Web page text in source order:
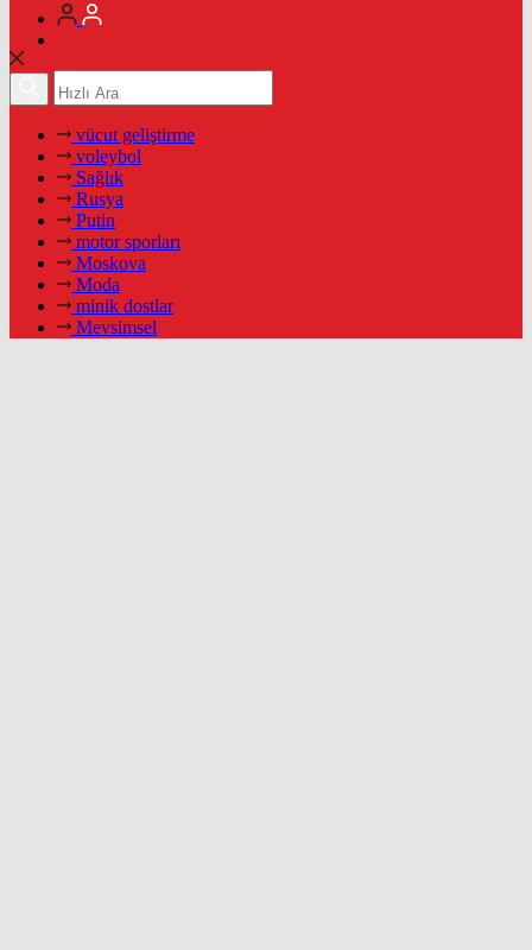
vücut geliştirme
voleybol
Sağlık
Rusya
Putin
motor sporları
Moskova
Moda
minik dostlar
Mevsimsel